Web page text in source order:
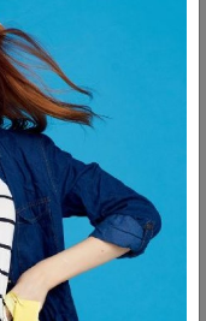
طقم عشاء بورسلين 36 ق ديملا لوتس دريم 6022
طقم عشاء بورسلين 36 ق ديملا لوتس دريم 6022